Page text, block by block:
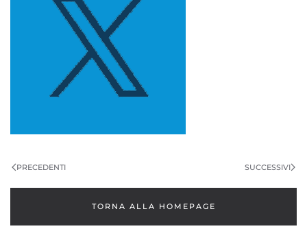
PRECEDENTI SUCCESSIVI
TORNA ALLA HOMEPAGE